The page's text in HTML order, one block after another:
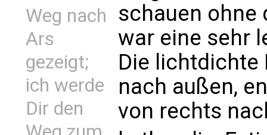
Weg nach
Ars
gezeigt;
ich werde
Dir den
schauen
war eine sehr
Die
nach außen,
von rechts